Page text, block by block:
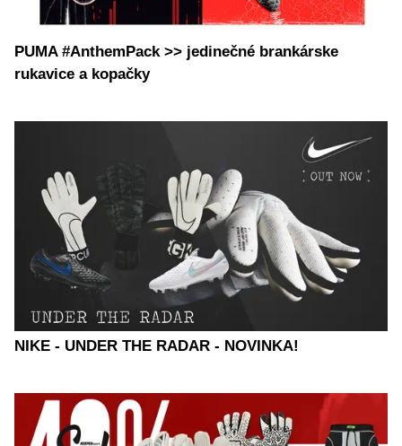
PUMA #AnthemPack >> jedinečné brankárske
rukavice a kopačky
NIKE - UNDER THE RADAR - NOVINKA!